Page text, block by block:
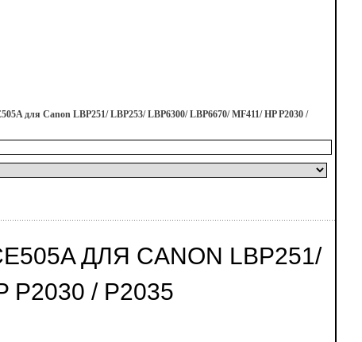
для Canon LBP251/ LBP253/ LBP6300/ LBP6670/ MF411/ HP P2030 /
ДЛЯ CANON LBP251/
P2030 / P2035